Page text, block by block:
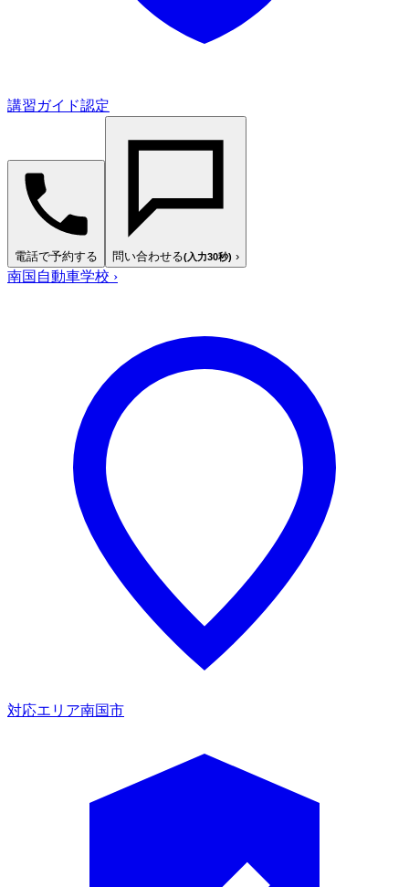
講習ガイド認定
電話で予約する 問い合わせる(入力30秒) ›
南国自動車学校 ›
対応エリア南国市